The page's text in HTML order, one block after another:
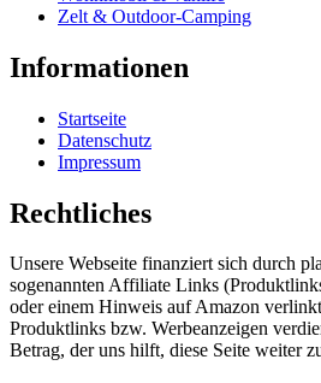
Zelt & Outdoor-Camping
Informationen
Startseite
Datenschutz
Impressum
Rechtliches
Unsere Webseite finanziert sich durch
sogenannten Affiliate Links
oder einem Hinweis auf Amazon
Produktlinks bzw. Werbeanzeigen
Betrag, der uns hilft, diese Seite weiter